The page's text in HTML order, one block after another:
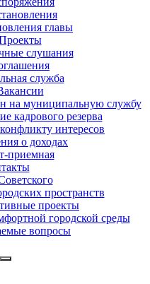
главы
слушания
служба
на муниципальную службу
кадрового резерва
интересов
о доходах
приемная
пространств
проекты
городской среды
вопросы